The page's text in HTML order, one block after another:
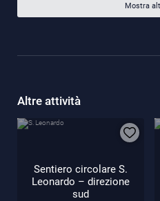
Mostra
Altre attività
Sentiero circolare S.
Leonardo – direzione
sud